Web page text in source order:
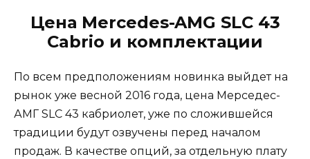
Цена Mercedes-AMG SLC 43
Cabrio и комплектации
По всем предположениям новинка выйдет на
рынок уже весной 2016 года, цена Мерседес-
АМГ SLC 43 кабриолет, уже по сложившейся
традиции будут озвучены перед началом
продаж. В качестве опций, за отдельную плату